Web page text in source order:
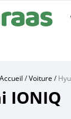
Accueil /Voiture /
IONIQ